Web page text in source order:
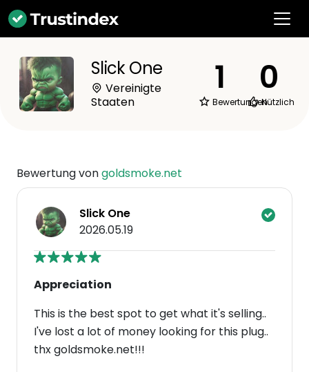
Slick One
Vereinigte
Staaten
1
Bewertungen
0
Nützlich
Bewertung vongoldsmoke.net
Slick One
2026.05.19
Appreciation
This is the best spot to get what it's selling..
I've lost a lot of money looking for this plug..
thx goldsmoke.net!!!